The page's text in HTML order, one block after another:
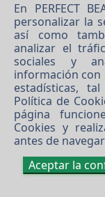
©
En PERFECT
personalizar la
así como
analizar el
sociales y
información con
estadísticas,
Política de
página
Cookies y
antes de
Aceptar la